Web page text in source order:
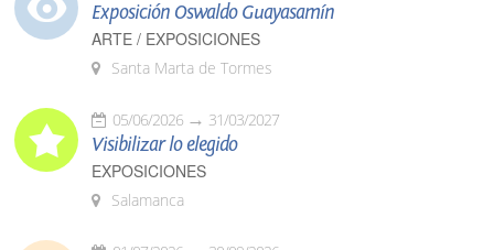
Exposición Oswaldo Guayasamín
ARTE / EXPOSICIONES
Santa Marta de Tormes
05/06/2026 31/03/2027
Visibilizar lo elegido
EXPOSICIONES
Salamanca